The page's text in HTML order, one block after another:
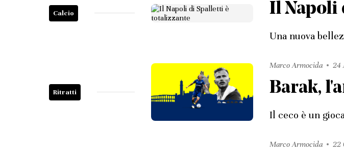
Calcio Il Napoli
Una nuova
Ritratti
Marco Armocida 24
Barak,
Il ceco è un
Marco Armocida 22